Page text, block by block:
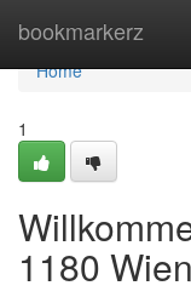
bookmarkerz
Home
Home
1
1180